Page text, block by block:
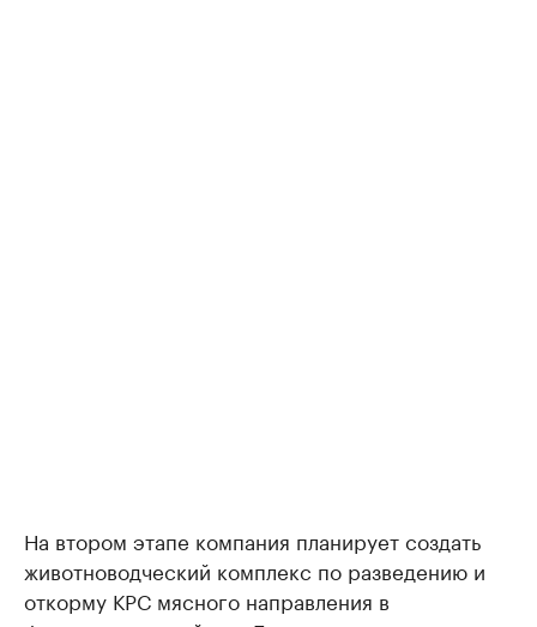
На втором этапе компания планирует создать
животноводческий комплекс по разведению и
откорму КРС мясного направления в